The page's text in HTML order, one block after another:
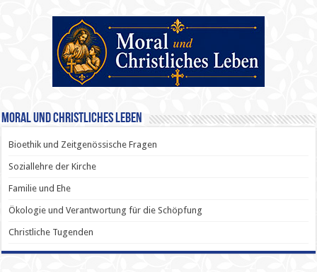
Moral und Christliches Leben
Bioethik und Zeitgenössische Fragen
Soziallehre der Kirche
Familie und Ehe
Ökologie und Verantwortung für die Schöpfung
Christliche Tugenden